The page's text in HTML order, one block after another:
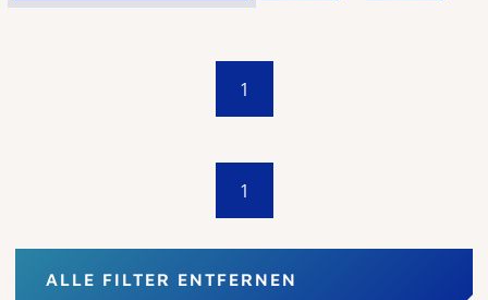
1
1
ALLE FILTER ENTFERNEN